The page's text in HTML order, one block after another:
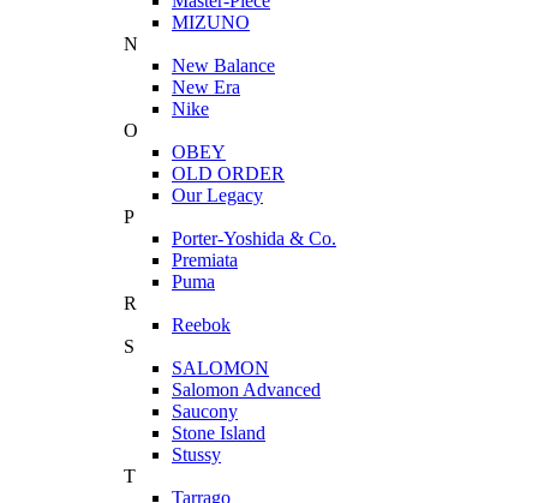
MIZUNO
N
New Balance
New Era
Nike
O
OBEY
OLD ORDER
Our Legacy
P
Porter-Yoshida & Co.
Premiata
Puma
R
Reebok
S
SALOMON
Salomon Advanced
Saucony
Stone Island
Stussy
T
Tarrago